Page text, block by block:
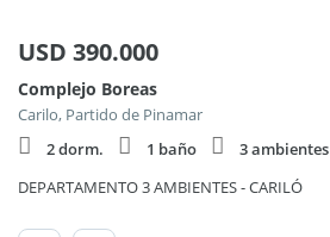
USD 390.000
Complejo Boreas
Carilo, Partido de Pinamar
2 dorm.
1 baño
3 ambientes
DEPARTAMENTO 3 AMBIENTES - CARILÓ